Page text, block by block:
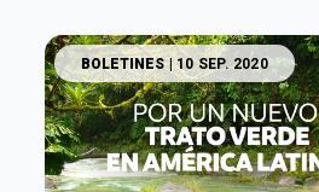
BOLETINES| 10 SEP. 2020